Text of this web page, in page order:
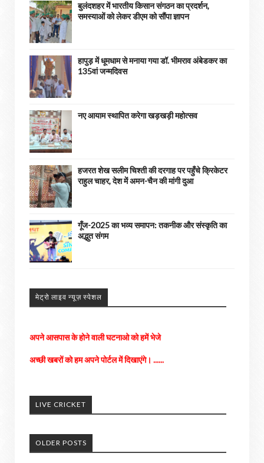
बुलंदशहर में भारतीय किसान संगठन का प्रदर्शन,
समस्याओं को लेकर डीएम को सौंपा ज्ञापन
हापुड़ में धूमधाम से मनाया गया डॉ. भीमराव अंबेडकर का
135वां जन्मदिवस
नए आयाम स्थापित करेगा खड़खड़ी महोत्सव
हजरत शेख सलीम चिश्ती की दरगाह पर पहुँचे क्रिकेटर
राहुल चाहर, देश में अमन-चैन की मांगी दुआ
गूँज-2025 का भव्य समापन: तकनीक और संस्कृति का
अद्भुत संगम
मेट्रो लाइव न्यूज़ स्पेशल
अच्छी खबरों को हम अपने पोर्टल में दिखाएंगे। ......
किसी भी तरह के विज्ञापन के लिए संपर्क करे
LIVE CRICKET
OLDER POSTS